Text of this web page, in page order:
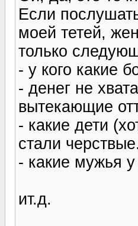
Если
моей тетей,
только
- у кого какие
- денег не
вытекающие
- какие дети
стали
- какие мужья
ит.д.